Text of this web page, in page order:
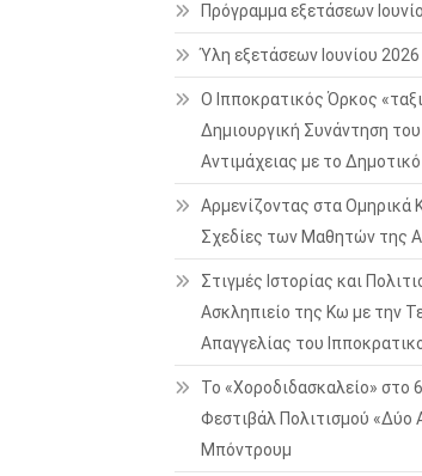
Πρόγραμμα εξετάσεων
Ύλη εξετάσεων Ιουνίου 2026
Ο Ιπποκρατικός Όρκος
Δημιουργική Συνάντηση του
Αντιμάχειας με το
Αρμενίζοντας στα Ομηρικά
Σχεδίες των Μαθητών της
Στιγμές Ιστορίας και
Ασκληπιείο της Κω με την
Απαγγελίας του
Το «Χοροδιδασκαλείο» στο
Φεστιβάλ Πολιτισμού «Δύο
Μπόντρουμ